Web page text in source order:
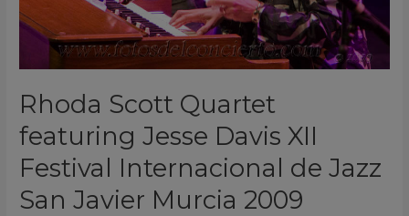
Rhoda Scott Quartet
featuring Jesse Davis XII
Festival Internacional de Jazz
San Javier Murcia 2009
Internacional
Javier
Murcia